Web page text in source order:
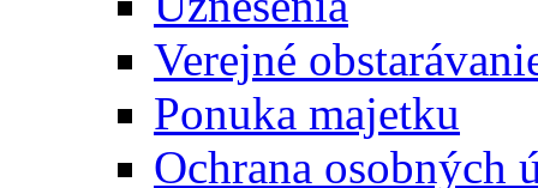
Verejné
Ponuka majetku
Ochrana osobných